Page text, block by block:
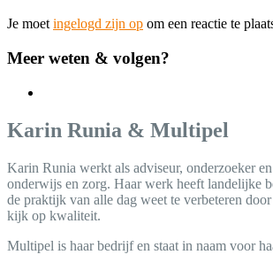
Je moet ingelogd zijn op om een reactie te
Meer weten & volgen?
Karin Runia & Multipel
Karin Runia werkt als adviseur, onderzoeker
onderwijs en zorg. Haar werk heeft landelijke
de praktijk van alle dag weet te verbeteren
kijk op kwaliteit.
Multipel is haar bedrijf en staat in naam voor